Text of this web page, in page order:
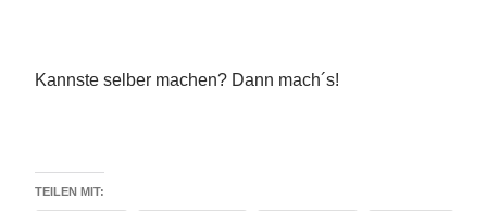
Kannste selber machen? Dann mach´s!
TEILEN MIT: